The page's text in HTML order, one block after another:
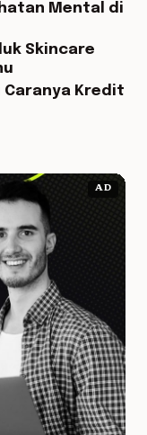
Mental di
Skincare
Caranya Kredit
AD